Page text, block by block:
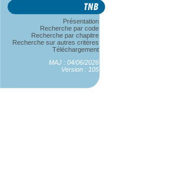
Présentation
Recherche par code
Recherche par chapitre
Recherche sur autres critères
Téléchargement
MAJ : 04/06/2026
Version : 105